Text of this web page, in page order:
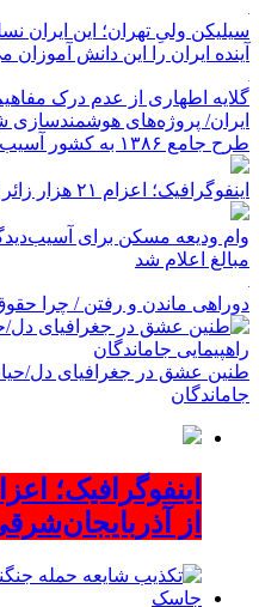
آینده ایران را این دانش آموزان
گلایه اطهاری از عدم درک
ایران/ پروژه‌های هوشمندسازی
طرح جامع ۱۳۸۶ به کشور آسیب زد
اینفوگرافیک؛ اعزام ۲۱ هزار زائر اربعین از آذربایجان‌شرقی
وام ودیعه مسکن برای
مبالغ اعلام شد
دوراهی ماندن و رفتن / چرا
طنین عشق در جغرافیای دل/
جاماندگان
از